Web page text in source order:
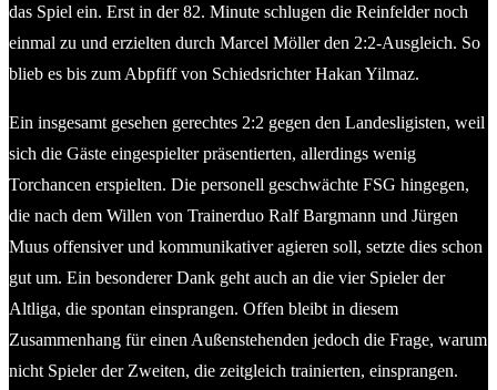
das Spiel ein. Erst in der 82. Minute schlugen die Reinfelder noch
einmal zu und erzielten durch Marcel Möller den 2:2-Ausgleich. So
blieb es bis zum Abpfiff von Schiedsrichter Hakan Yilmaz.
Ein insgesamt gesehen gerechtes 2:2 gegen den Landesligisten, weil
sich die Gäste eingespielter präsentierten, allerdings wenig
Torchancen erspielten. Die personell geschwächte FSG hingegen,
die nach dem Willen von Trainerduo Ralf Bargmann und Jürgen
Muus offensiver und kommunikativer agieren soll, setzte dies schon
gut um. Ein besonderer Dank geht auch an die vier Spieler der
Altliga, die spontan einsprangen. Offen bleibt in diesem
Zusammenhang für einen Außenstehenden jedoch die Frage, warum
nicht Spieler der Zweiten, die zeitgleich trainierten, einsprangen.